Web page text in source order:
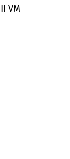
VM